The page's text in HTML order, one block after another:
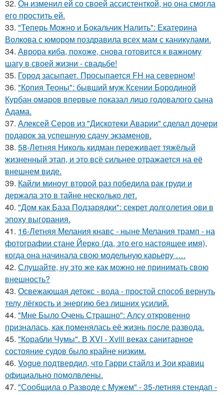
32. Он изменил ей со своей ассистенткой, но она смогла
его простить ей.
33. "Теперь Можно и Бокальчик Налить": Екатерина
Волкова с юмором поздравила всех мам с каникулами.
34. Аврора киба, похоже, снова готовится к важному
шагу в своей жизни - свадьбе!
35. Город засыпает. Просыпается FH на северном!
36. "Копия Теоны": бывший муж Ксении Бородиной
Курбан омаров впервые показал лицо годовалого сына
Адама.
37. Алексей Серов из "Дискотеки Аварии" сделал дочери
подарок за успешную сдачу экзаменов.
38. 58-Летняя Николь кидман переживает тяжёлый
жизненный этап, и это всё сильнее отражается на её
внешнем виде.
39. Кайли миноуг второй раз победила рак груди и
держала это в тайне несколько лет.
40. "Дом как База Подзарядки": секрет долголетия ови в
эпоху выгорания.
41. 16-Летняя Мелания кнавс - ныне Мелания трамп - на
фотографии стане Йерко (да, это его настоящее имя),
когда она начинала свою модельную карьеру ….
42. Слушайте, ну это же как можно не принимать свою
внешность?
43. Освежающая детокс - вода - простой способ вернуть
телу лёгкость и энергию без лишних усилий.
44. "Мне Было Очень Страшно": Алсу откровенно
призналась, как поменялась её жизнь после развода.
45. "Корабли Чумы". В XVI - Xviii веках санитарное
состояние судов было крайне низким.
46. Vogue подтвердил, что Гарри стайлз и Зои кравиц
официально помолвлены.
47. "Сообщила о Разводе с Мужем" - 35-летняя стендап -